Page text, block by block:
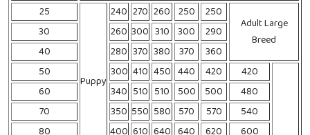
25
Puppy
240 270 260 250 250
Adult Large
Breed
30 260 300 310 300
290
40
280 370 380 370
360
50
300 410 450 440 420
420
60
340 510 510 500 500
480
70
350 550 580 570 570
540
80
400 610 640 640 620
600